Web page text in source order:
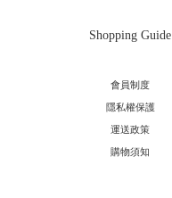
Shopping Guide
會員制度
隱私權保護
運送政策
購物須知